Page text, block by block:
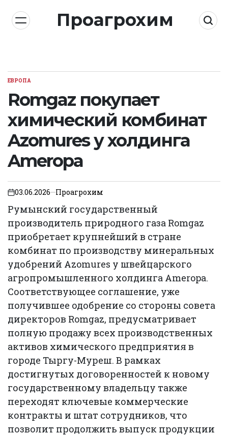
content
Проагрохим
POSTED
ЕВРОПА
Romgaz покупает
химический комбинат
Azomures у холдинга
Ameropa
on03.06.2026 Проагрохим
Румынский государственный
производитель природного газа Romgaz
приобретает крупнейший в стране
комбинат по производству минеральных
удобрений Azomures у швейцарского
агропромышленного холдинга Ameropa.
Соответствующее соглашение, уже
получившее одобрение со стороны совета
директоров Romgaz, предусматривает
полную продажу всех производственных
активов химического предприятия в
городе Тыргу-Муреш. В рамках
достигнутых договоренностей к новому
государственному владельцу также
переходят ключевые коммерческие
контракты и штат сотрудников, что
позволит продолжить выпуск продукции